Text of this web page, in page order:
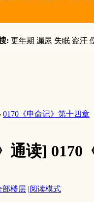
: 更年期 漏尿 失眠 盗汗
0170《申命记》第十四章
通读] 0170
部楼层 |阅读模式